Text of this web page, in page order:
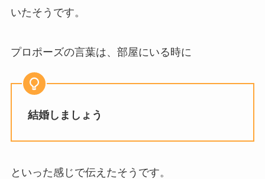
いたそうです。
プロポーズの言葉は、部屋にいる時に
結婚しましょう
といった感じで伝えたそうです。